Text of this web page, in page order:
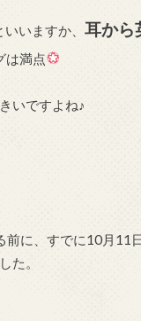
いますか、 耳から
は満点
いですよね♪
前に、すでに10月11
た。